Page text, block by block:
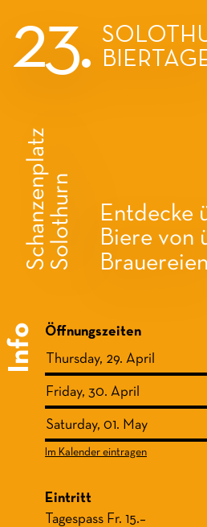
23.
SchanzenplatzSolothurn
Info
Öffnungszeiten
Thursday, 29. April
Friday, 30. April
Saturday, 01. May
Im Kalender eintragen
Eintritt
Tagespass Fr. 15.–